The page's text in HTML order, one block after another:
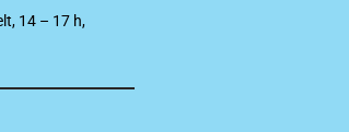
14 – 17 h,